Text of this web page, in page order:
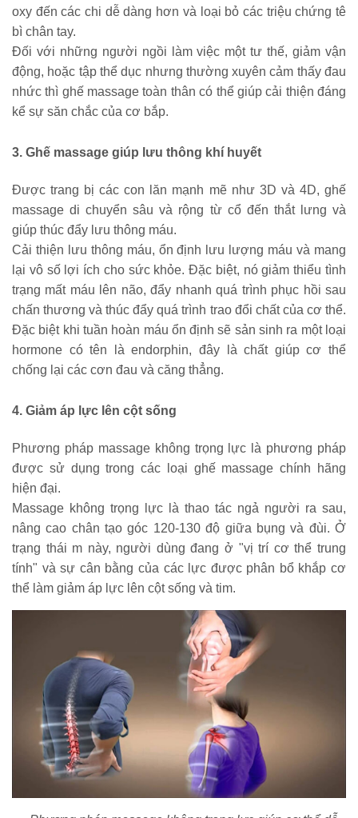
oxy đến các chi dễ dàng hơn và loại bỏ các triệu chứng tê
bì chân tay.
Đối với những người ngồi làm việc một tư thế, giảm vận
động, hoặc tập thể dục nhưng thường xuyên cảm thấy đau
nhức thì ghế massage toàn thân có thể giúp cải thiện đáng
kể sự săn chắc của cơ bắp.
3. Ghế massage giúp lưu thông khí huyết
Được trang bị các con lăn mạnh mẽ như 3D và 4D, ghế
massage di chuyển sâu và rộng từ cổ đến thắt lưng và
giúp thúc đẩy lưu thông máu.
Cải thiện lưu thông máu, ổn định lưu lượng máu và mang
lại vô số lợi ích cho sức khỏe. Đặc biệt, nó giảm thiểu tình
trạng mất máu lên não, đẩy nhanh quá trình phục hồi sau
chấn thương và thúc đẩy quá trình trao đổi chất của cơ thể.
Đặc biệt khi tuần hoàn máu ổn định sẽ sản sinh ra một loại
hormone có tên là endorphin, đây là chất giúp cơ thể
chống lại các cơn đau và căng thẳng.
4. Giảm áp lực lên cột sống
Phương pháp massage không trọng lực là phương pháp
được sử dụng trong các loại ghế massage chính hãng
hiện đại.
Massage không trọng lực là thao tác ngả người ra sau,
nâng cao chân tạo góc 120-130 độ giữa bụng và đùi. Ở
trạng thái m này, người dùng đang ở "vị trí cơ thể trung
tính" và sự cân bằng của các lực được phân bổ khắp cơ
thể làm giảm áp lực lên cột sống và tim.